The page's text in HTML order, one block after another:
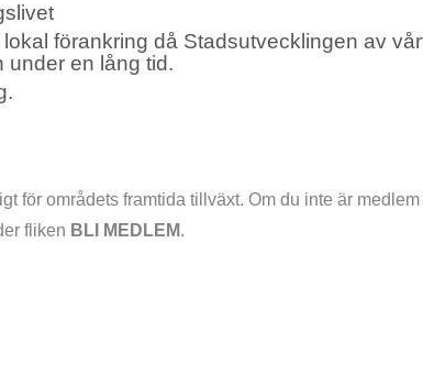
förankring då Stadsutvecklingen av
under en lång tid.
för områdets framtida tillväxt. Om du inte är
fliken BLI MEDLEM.